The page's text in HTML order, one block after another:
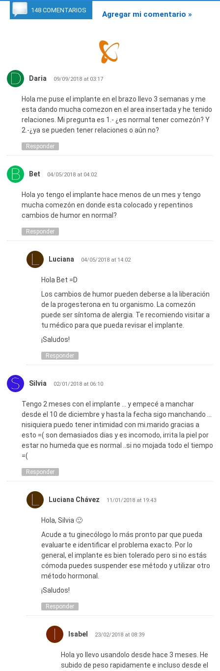
148 COMENTARIOS Agregar mi comentario »
Daria 09/09/2018 at 03:17
Hola me puse el implante en el brazo llevo 3 semanas y me
esta dando mucha comezon en el area insertada y he tenido
relaciones. Mi pregunta es 1.- ¿es normal tener comezón? Y
2.-¿ya se pueden tener relaciones o aún no?
Responder
Bet 04/05/2018 at 04:02
Hola yo tengo el implante hace menos de un mes y tengo
mucha comezón en donde esta colocado y repentinos
cambios de humor en normal?
Responder
Luciana 04/05/2018 at 14:02
Hola Bet =D
Los cambios de humor pueden deberse a la liberación
de la progesterona en tu organismo. La comezón
puede ser síntoma de alergia. Te recomiendo visitar a
tu médico para que pueda revisar el implante.
¡Saludos!
Responder
Silvia 02/01/2018 at 06:10
Tengo 2 meses con el implante … y empecé a manchar
desde el 10 de diciembre y hasta la fecha sigo manchando …
nisiquiera puedo tener intimidad con mi.marido gracias a
esto =( son demasiados dias y es incomodo, irrita la piel por
estar no humeda que es normal ..si no mojada todo el tiempo
=(
Responder
Luciana Chávez 11/01/2018 at 19:43
Hola, Silvia 🙂
Acude a tu ginecólogo lo más pronto par que pueda
evaluarte e identificar el problema exacto. Por lo
general, el implante es bien tolerado pero si no estás
cómoda puedes suspender ese método y utilizar otro
método hormonal.
¡Saludos!
Responder
Isabel 23/02/2018 at 08:39
Hola yo llevo usandolo desde hace 3 meses. He
subido de peso rapidamente e incluso desde el